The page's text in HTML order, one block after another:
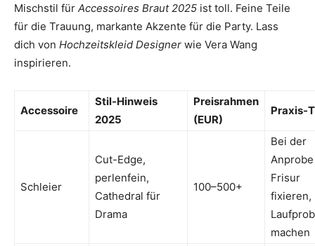
Mischstil für Accessoires Braut 2025 ist toll. Feine Teile
für die Trauung, markante Akzente für die Party. Lass
dich von Hochzeitskleid Designer wie Vera Wang
inspirieren.
Accessoire
Stil-Hinweis
2025
Preisrahmen
(EUR)
Praxis-
Schleier
Cut-Edge,
perlenfein,
Cathedral für
Drama
100–500+
Bei der
Frisur
fixieren,
machen